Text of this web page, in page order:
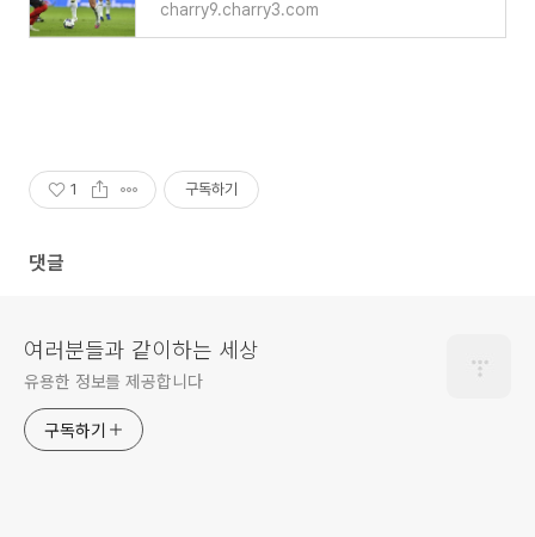
charry9.charry3.com
1 구독하기
댓글
여러분들과 같이하는 세상
유용한 정보를 제공합니다
구독하기